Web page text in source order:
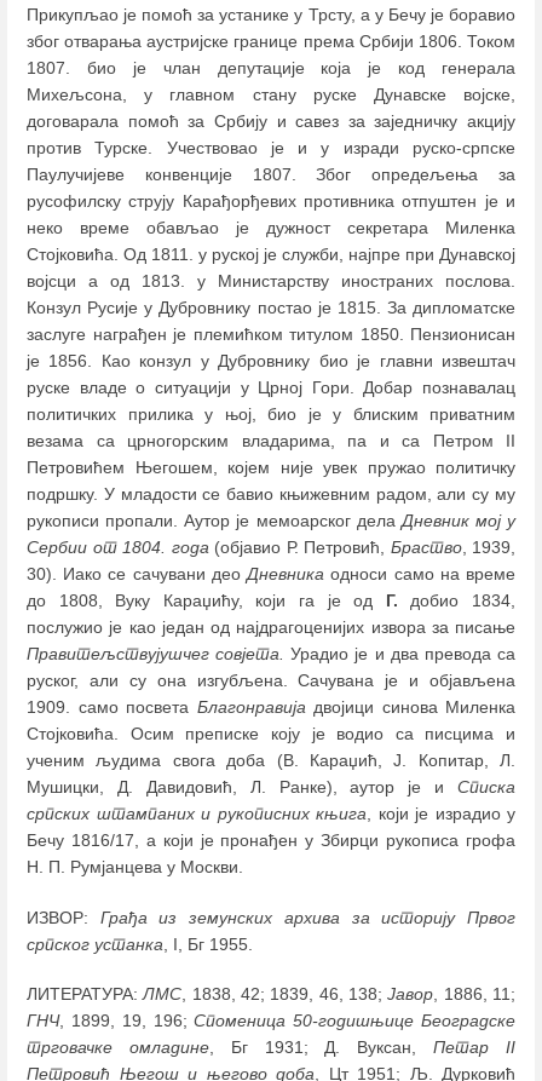
Прикупљао је помоћ за устанике у Трсту, а у Бечу је боравио
због отварања аустријске границе према Србији 1806. Током
1807. био је члан депутације која је код генерала
Михељсона, у главном стану руске Дунавске војске,
договарала помоћ за Србију и савез за заједничку акцију
против Турске. Учествовао је и у изради руско-српске
Паулучијеве конвенције 1807. Због опредељења за
русофилску струју Карађорђевих противника отпуштен је и
неко време обављао је дужност секретара Миленка
Стојковића. Од 1811. у руској је служби, најпре при Дунавској
војсци а од 1813. у Министарству иностраних послова.
Конзул Русије у Дубровнику постао је 1815. За дипломатске
заслуге награђен је племићком титулом 1850. Пензионисан
је 1856. Као конзул у Дубровнику био је главни извештач
руске владе о ситуацији у Црној Гори. Добар познавалац
политичких прилика у њој, био је у блиским приватним
везама са црногорским владарима, па и са Петром II
Петровићем Његошем, којем није увек пружао политичку
подршку. У младости се бавио књижевним радом, али су му
рукописи пропали. Аутор је мемоарског делаДневник мој у
Сербии от 1804. года(објавио Р. Петровић, Браство, 1939,
30). Иако се сачувани деоДневника односи само на време
до 1808, Вуку Караџићу, који га је од Г. добио 1834,
послужио је као један од најдрагоценијих извора за писање
Правитељствујушчег совјета. Урадио је и два превода са
руског, али су она изгубљена. Сачувана је и објављена
1909. само посвета Благонравијадвојици синова Миленка
Стојковића. Осим преписке коју је водио са писцима и
ученим људима свога доба (В. Караџић, Ј. Копитар, Л.
Мушицки, Д. Давидовић, Л. Ранке), аутор је и Списка
српских штампаних и рукописних књига, који је израдио у
Бечу 1816/17, а који је пронађен у Збирци рукописа грофа
Н. П. Румјанцева у Москви.
ИЗВОР: Грађа из земунских архива за историју Првог
српског устанка , I, Бг 1955.
ЛИТЕРАТУРА:ЛМС , 1838, 42; 1839, 46, 138;Јавор , 1886, 11;
ГНЧ, 1899, 19, 196;Споменица 50-годишњице Београдске
трговачке омладине, Бг 1931; Д. Вуксан,Петар II
Петровић Његош и његово доба , Цт 1951; Љ. Дурковић